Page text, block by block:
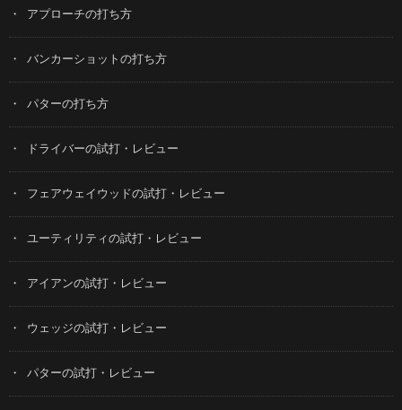
アプローチの打ち方
バンカーショットの打ち方
パターの打ち方
ドライバーの試打・レビュー
フェアウェイウッドの試打・レビュー
ユーティリティの試打・レビュー
アイアンの試打・レビュー
ウェッジの試打・レビュー
パターの試打・レビュー